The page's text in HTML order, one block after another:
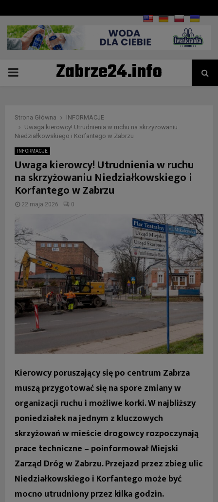
PRIMARYZabrze24.info
Strona Główna
INFORMACJE
Uwaga kierowcy! Utrudnienia w ruchu na skrzyżowaniu
Niedziałkowskiego i Korfantego w Zabrzu
INFORMACJE
Uwaga kierowcy! Utrudnienia w ruchu
na skrzyżowaniu Niedziałkowskiego i
Korfantego w Zabrzu
22 maja 2026 0
Kierowcy poruszający się po centrum Zabrza
muszą przygotować się na spore zmiany w
organizacji ruchu i możliwe korki. W najbliższy
poniedziałek na jednym z kluczowych
skrzyżowań w mieście drogowcy rozpoczynają
prace techniczne – poinformował Miejski
Zarząd Dróg w Zabrzu. Przejazd przez zbieg ulic
Niedziałkowskiego i Korfantego może być
mocno utrudniony przez kilka godzin.